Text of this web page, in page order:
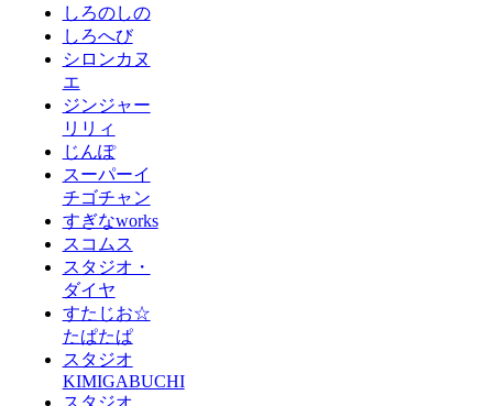
しろのしの
しろへび
シロンカヌ
エ
ジンジャー
リリィ
じんぽ
スーパーイ
チゴチャン
すぎなworks
スコムス
スタジオ・
ダイヤ
すたじお☆
たぱたぱ
スタジオ
KIMIGABUCHI
スタジオ